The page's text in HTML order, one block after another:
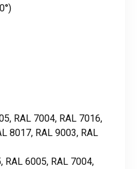
RAL 7004, RAL 7016,
8017, RAL 9003, RAL
RAL 6005, RAL 7004,